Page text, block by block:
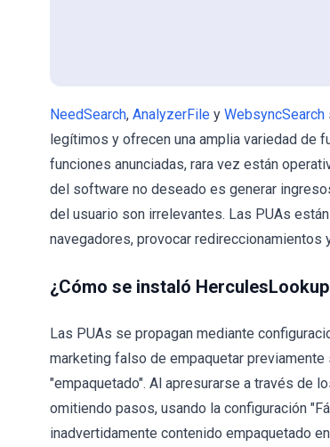
NeedSearch, AnalyzerFile y WebsyncSearch
legítimos y ofrecen una amplia variedad de
funciones anunciadas, rara vez están
del software no deseado es generar
del usuario son irrelevantes. Las PUAs
navegadores, provocar redireccionamientos
¿Cómo se instaló
Las PUAs se propagan mediante
marketing falso de empaquetar
"empaquetado". Al apresurarse a través de
omitiendo pasos, usando la configuración
inadvertidamente contenido empaquetado